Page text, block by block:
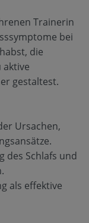
Trainerin
bei
die
aktive
gestaltest.
Ursachen,
des Schlafs und
als effektive